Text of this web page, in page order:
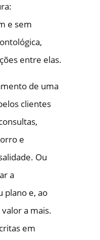
e sem
entre elas.
de uma
clientes
e
Ou
a
plano e, ao
a mais.
em